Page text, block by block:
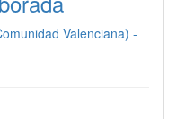
Valenciana) -